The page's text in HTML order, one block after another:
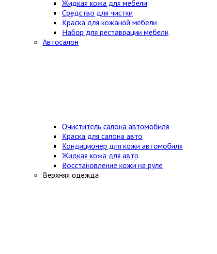
Жидкая кожа для мебели
Средство для чистки
Краска для кожаной мебели
Набор для реставрации мебели
Автосалон
Очиститель салона автомобиля
Краска для салона авто
Кондиционер для кожи автомобиля
Жидкая кожа для авто
Восстановление кожи на руле
Верхняя одежда